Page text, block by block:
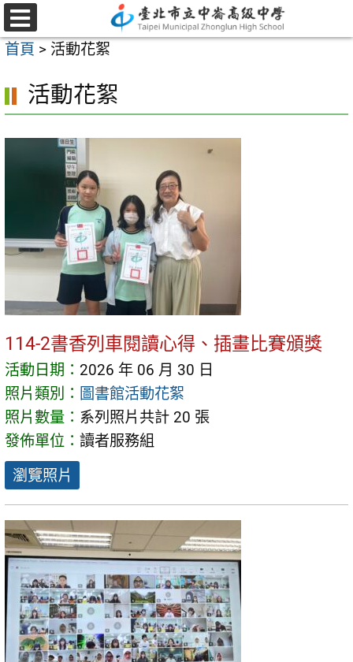
跳
至
主
內
選
單
首頁 > 活動花絮
活動花絮
114-2書香列車閱讀心得、插畫比賽頒獎
活動日期： 2026 年 06 月 30 日
照片類別： 圖書館活動花絮
照片數量： 系列照片共計 20 張
發佈單位： 讀者服務組
瀏覽照片